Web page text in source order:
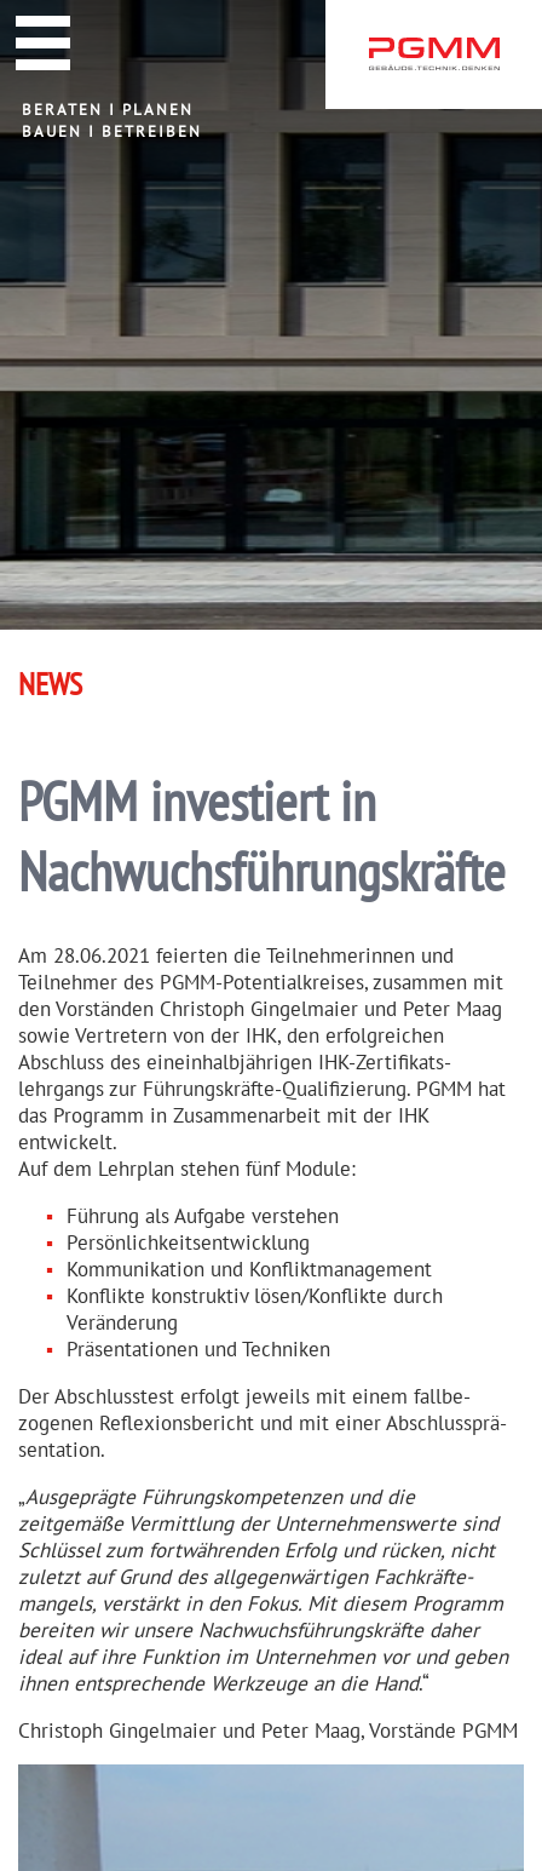
überspringen
BERATEN I PLANEN
BAUEN I BETREIBEN
NEWS
PGMM investiert in
Nachwuchs­füh­rungs­kräfte
Am 28.06.2021 feierten die Teilneh­me­rinnen und
Teilnehmer des PGMM-Potenti­al­kreises, zusammen mit
den Vorständen Christoph Gingelmaier und Peter Maag
sowie Vertretern von der IHK, den erfolg­reichen
Abschluss des einein­halb­jährigen IHK-Zertifi­kats­
lehrgangs zur Führungs­kräfte-Qualifi­zierung. PGMM hat
das Programm in Zusammen­arbeit mit der IHK
entwickelt.
Auf dem Lehrplan stehen fünf Module:
Führung als Aufgabe verstehen
Persönlichkeitsentwicklung
Kommunikation und Konfliktmanagement
Konflikte konstruktiv lösen/Konflikte durch
Veränderung
Präsentationen und Techniken
Der Abschlusstest erfolgt jeweils mit einem fallbe­
zogenen Reflexi­ons­bericht und mit einer Abschluss­prä­
sen­tation.
„Ausgeprägte Führungs­kom­pe­tenzen und die
zeitgemäße Vermittlung der Unterneh­menswerte sind
Schlüssel zum fortwäh­renden Erfolg und rücken, nicht
zuletzt auf Grund des allgegen­wärtigen Fachkräf­te­
mangels, verstärkt in den Fokus. Mit diesem Programm
bereiten wir unsere Nachwuchs­füh­rungs­kräfte daher
ideal auf ihre Funktion im Unternehmen vor und geben
ihnen entspre­chende Werkzeuge an die Hand.“
Christoph Gingelmaier und Peter Maag, Vorstände PGMM